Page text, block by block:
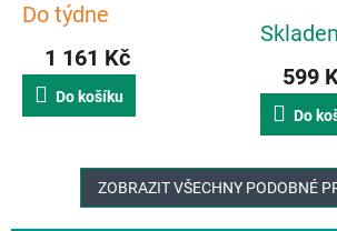
Průměrné
produktu
5,0
hvězdiček.
Do týdne
1 161 Kč
Do košíku
599
Do
ZOBRAZIT VŠECHNY PODOBNÉ